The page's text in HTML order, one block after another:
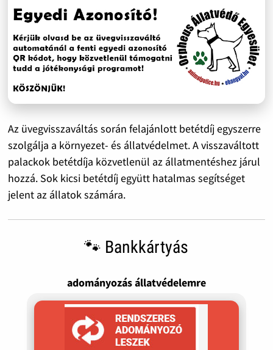
Az üvegvisszaváltás során felajánlott betétdíj egyszerre
szolgálja a környezet- és állatvédelmet. A visszaváltott
palackok betétdíja közvetlenül az állatmentéshez járul
hozzá. Sok kicsi betétdíj együtt hatalmas segítséget
jelent az állatok számára.
🐾 Bankkártyás
adományozás állatvédelemre